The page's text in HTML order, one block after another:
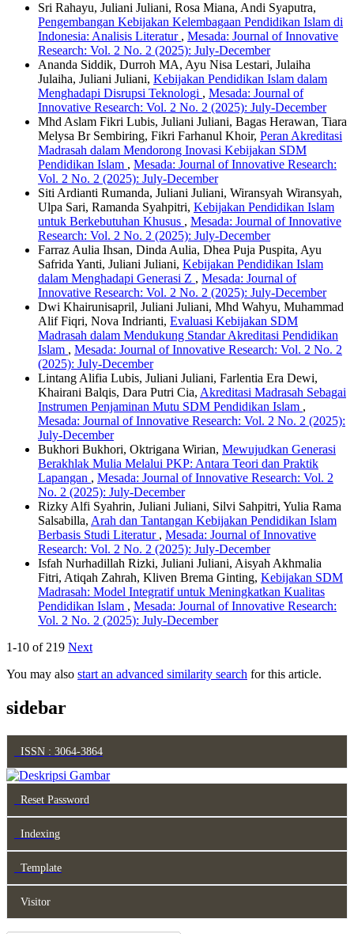
Sri Rahayu, Juliani Juliani, Rosa Miana, Andi Syaputra,
Pengembangan Kebijakan Kelembagaan Pendidikan Islam di
Indonesia: Analisis Literatur , Mesada: Journal of Innovative
Research: Vol. 2 No. 2 (2025): July-December
Ananda Siddik, Durroh MA, Ayu Nisa Lestari, Julaiha
Julaiha, Juliani Juliani, Kebijakan Pendidikan Islam dalam
Menghadapi Disrupsi Teknologi , Mesada: Journal of
Innovative Research: Vol. 2 No. 2 (2025): July-December
Mhd Aslam Fikri Lubis, Juliani Juliani, Bagas Herawan, Tiara
Melysa Br Sembiring, Fikri Farhanul Khoir, Peran Akreditasi
Madrasah dalam Mendorong Inovasi Kebijakan SDM
Pendidikan Islam , Mesada: Journal of Innovative Research:
Vol. 2 No. 2 (2025): July-December
Siti Ardianti Rumanda, Juliani Juliani, Wiransyah Wiransyah,
Ulpa Sari, Ramanda Syahpitri, Kebijakan Pendidikan Islam
untuk Berkebutuhan Khusus , Mesada: Journal of Innovative
Research: Vol. 2 No. 2 (2025): July-December
Farraz Aulia Ihsan, Dinda Aulia, Dhea Puja Puspita, Ayu
Safrida Yanti, Juliani Juliani, Kebijakan Pendidikan Islam
dalam Menghadapi Generasi Z , Mesada: Journal of
Innovative Research: Vol. 2 No. 2 (2025): July-December
Dwi Khairunisapril, Juliani Juliani, Mhd Wahyu, Muhammad
Alif Fiqri, Nova Indrianti, Evaluasi Kebijakan SDM
Madrasah dalam Mendukung Standar Akreditasi Pendidikan
Islam , Mesada: Journal of Innovative Research: Vol. 2 No. 2
(2025): July-December
Lintang Alifia Lubis, Juliani Juliani, Farlentia Era Dewi,
Khairani Balqis, Dara Putri Cia, Akreditasi Madrasah Sebagai
Instrumen Penjaminan Mutu SDM Pendidikan Islam ,
Mesada: Journal of Innovative Research: Vol. 2 No. 2 (2025):
July-December
Bukhori Bukhori, Oktrigana Wirian, Mewujudkan Generasi
Berakhlak Mulia Melalui PKP: Antara Teori dan Praktik
Lapangan , Mesada: Journal of Innovative Research: Vol. 2
No. 2 (2025): July-December
Rizky Alfi Syahrin, Juliani Juliani, Silvi Sahpitri, Yulia Rama
Salsabilla, Arah dan Tantangan Kebijakan Pendidikan Islam
Berbasis Studi Literatur , Mesada: Journal of Innovative
Research: Vol. 2 No. 2 (2025): July-December
Isfah Nurhadillah Rizki, Juliani Juliani, Aisyah Akhmalia
Fitri, Atiqah Zahrah, Kliven Brema Ginting, Kebijakan SDM
Madrasah: Model Integratif untuk Meningkatkan Kualitas
Pendidikan Islam , Mesada: Journal of Innovative Research:
Vol. 2 No. 2 (2025): July-December
1-10 of 219 Next
You may also start an advanced similarity search for this article.
sidebar
ISSN : 3064-3864
Reset Password
Indexing
Template
Visitor